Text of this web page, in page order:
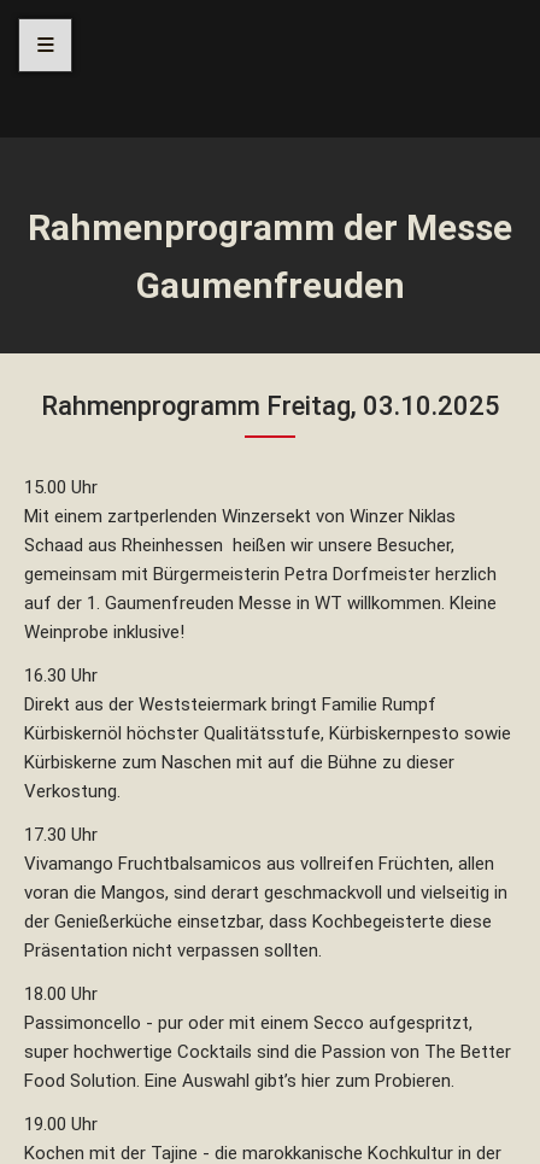
≡
Rahmenprogramm der Messe
Gaumenfreuden
Rahmenprogramm Freitag, 03.10.2025
15.00 Uhr
Mit einem zartperlenden Winzersekt von Winzer Niklas
Schaad aus Rheinhessen heißen wir unsere Besucher,
gemeinsam mit Bürgermeisterin Petra Dorfmeister herzlich
auf der 1. Gaumenfreuden Messe in WT willkommen. Kleine
Weinprobe inklusive!
16.30 Uhr
Direkt aus der Weststeiermark bringt Familie Rumpf
Kürbiskernöl höchster Qualitätsstufe, Kürbiskernpesto sowie
Kürbiskerne zum Naschen mit auf die Bühne zu dieser
Verkostung.
17.30 Uhr
Vivamango Fruchtbalsamicos aus vollreifen Früchten, allen
voran die Mangos, sind derart geschmackvoll und vielseitig in
der Genießerküche einsetzbar, dass Kochbegeisterte diese
Präsentation nicht verpassen sollten.
18.00 Uhr
Passimoncello - pur oder mit einem Secco aufgespritzt,
super hochwertige Cocktails sind die Passion von The Better
Food Solution. Eine Auswahl gibt’s hier zum Probieren.
19.00 Uhr
Kochen mit der Tajine - die marokkanische Kochkultur in der